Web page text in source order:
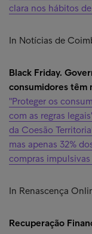
clara nos hábitos
In Notícias de
Black Friday.
consumidores têm
"Proteger os
com as regras
da Coesão
mas apenas 32%
compras impulsivas
In Renascença
Recuperação